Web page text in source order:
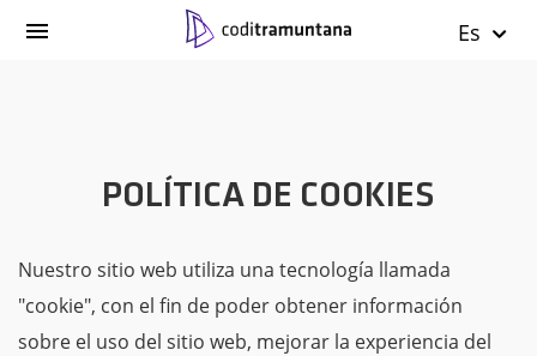
Es
POLÍTICA DE COOKIES
Nuestro sitio web utiliza una tecnología llamada
"cookie", con el fin de poder obtener información
sobre el uso del sitio web, mejorar la experiencia del